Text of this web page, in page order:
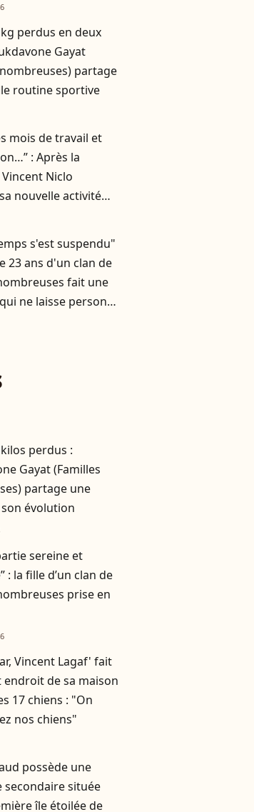
perdus en deux
Gayat
partage
routine sportive
mois de travail et
: Après la
Niclo
nouvelle activité
plusieurs
s'est suspendu"
23 ans d'un clan de
fait une
ne laisse personne
perdus :
Gayat (Familles
partage une
évolution
sereine et
: la fille d’un clan de
prise en
Vincent Lagaf' fait
endroit de sa maison
17 chiens : "On
nos chiens"
possède une
secondaire située
île étoilée de